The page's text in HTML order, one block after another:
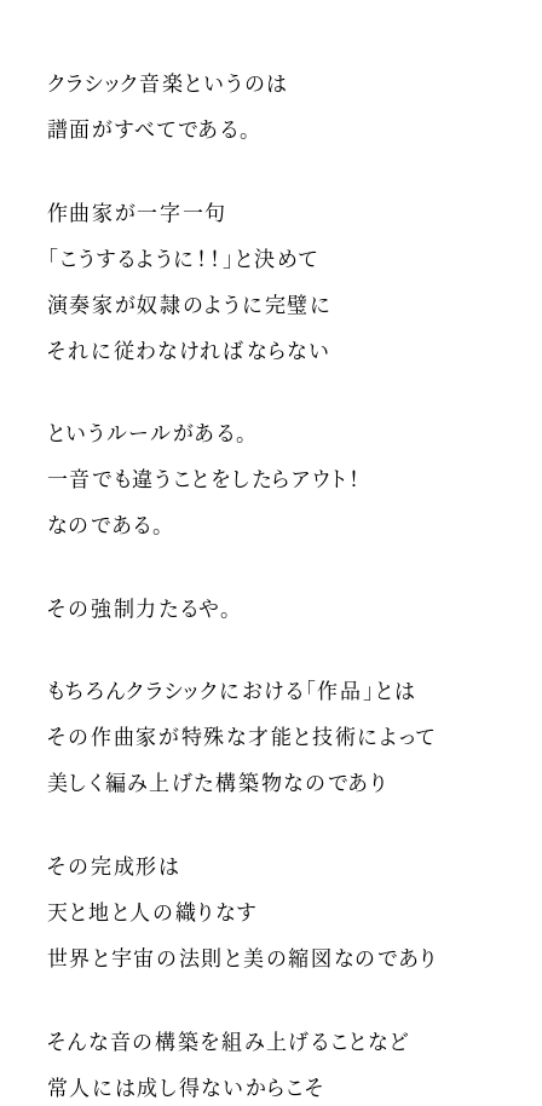
クラシック音楽というのは
譜面がすべてである。
作曲家が一字一句
「こうするように！！」と決めて
演奏家が奴隷のように完璧に
それに従わなければならない
というルールがある。
一音でも違うことをしたらアウト！
なのである。
その強制力たるや。
もちろんクラシックにおける「作品」とは
その作曲家が特殊な才能と技術によって
美しく編み上げた構築物なのであり
その完成形は
天と地と人の織りなす
世界と宇宙の法則と美の縮図なのであり
そんな音の構築を組み上げることなど
常人には成し得ないからこそ